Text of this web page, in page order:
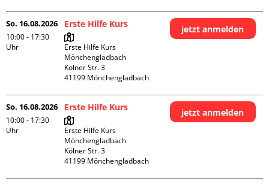
So. 16.08.2026
10:00 - 17:30
Uhr
Erste Hilfe Kurs
Erste Hilfe Kurs
Mönchengladbach
Kölner Str. 3
jetzt anmelden
So. 16.08.2026
10:00 - 17:30
Uhr
Erste Hilfe Kurs
Erste Hilfe Kurs
Mönchengladbach
Kölner Str. 3
jetzt anmelden